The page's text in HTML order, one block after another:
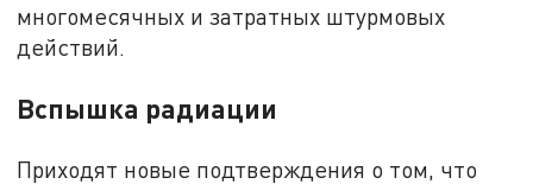
многомесячных и затратных штурмовых
действий.
Вспышка радиации
Приходят новые подтверждения о том, что